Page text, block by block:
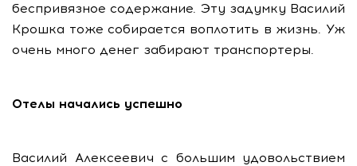
беспривязное содержание. Эту задумку Василий
Крошка тоже собирается воплотить в жизнь. Уж
очень много денег забирают транспортеры.
Отелы начались успешно
Василий Алексеевич с большим удовольствием